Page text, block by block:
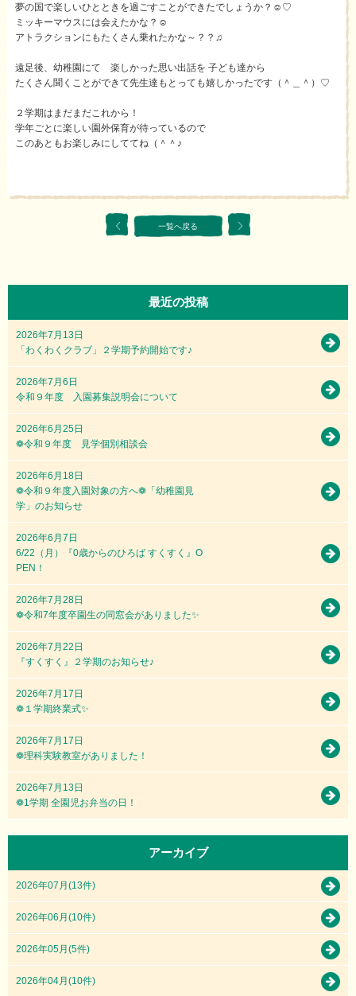
夢の国で楽しいひとときを過ごすことができたでしょうか？☺♡
ミッキーマウスには会えたかな？☺
アトラクションにもたくさん乗れたかな～？？♫
遠足後、幼稚園にて 楽しかった思い出話を 子ども達から
たくさん聞くことができて先生達もとっても嬉しかったです（＾＿＾）♡
２学期はまだまだこれから！
学年ごとに楽しい園外保育が待っているので
このあともお楽しみにしててね（＾＾♪
一覧へ戻る
最近の投稿
2026年7月13日
「わくわくクラブ」２学期予約開始です♪
2026年7月6日
令和９年度 入園募集説明会について
2026年6月25日
❁令和９年度 見学個別相談会
2026年6月18日
❁令和９年度入園対象の方へ❁「幼稚園見
学」のお知らせ
2026年6月7日
6/22（月）『0歳からのひろば すくすく』O
PEN！
2026年7月28日
❁令和7年度卒園生の同窓会がありました✨
2026年7月22日
『すくすく』２学期のお知らせ♪
2026年7月17日
❁１学期終業式✨
2026年7月17日
❁理科実験教室がありました！
2026年7月13日
❁1学期 全園児お弁当の日！
アーカイブ
2026年07月(13件)
2026年06月(10件)
2026年05月(5件)
2026年04月(10件)